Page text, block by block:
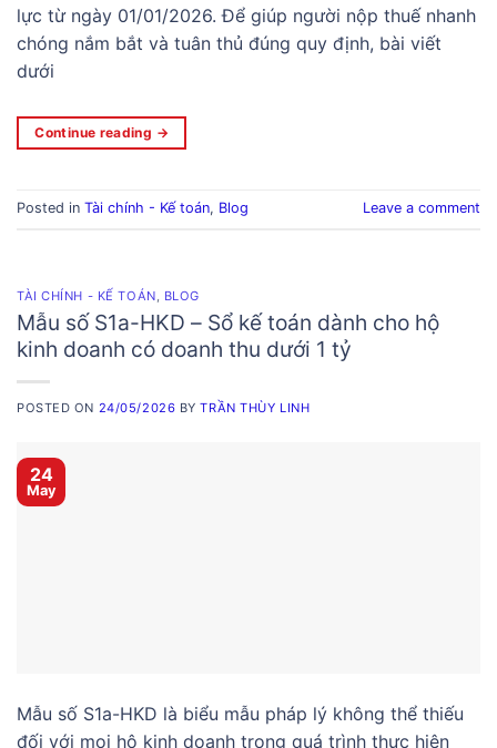
lực từ ngày 01/01/2026. Để giúp người nộp thuế nhanh
chóng nắm bắt và tuân thủ đúng quy định, bài viết
dưới
Continue reading →
Posted in Tài chính - Kế toán, Blog Leave a comment
TÀI CHÍNH - KẾ TOÁN, BLOG
Mẫu số S1a-HKD – Sổ kế toán dành cho hộ
kinh doanh có doanh thu dưới 1 tỷ
POSTED ON 24/05/2026 BYTRẦN THÙY LINH
24
May
Mẫu số S1a-HKD là biểu mẫu pháp lý không thể thiếu
đối với mọi hộ kinh doanh trong quá trình thực hiện